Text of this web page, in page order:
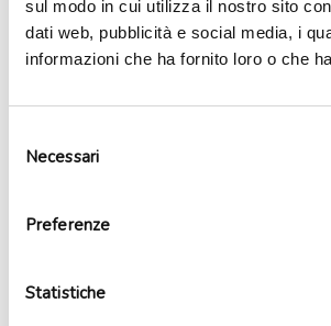
sul modo in cui utilizza il nostro sito
dati web, pubblicità e social media, i
informazioni che ha fornito loro o che
delNecessari
Preferenze
Statistiche
Kit party Gigantosaurus 16 persone
Leggi tutto